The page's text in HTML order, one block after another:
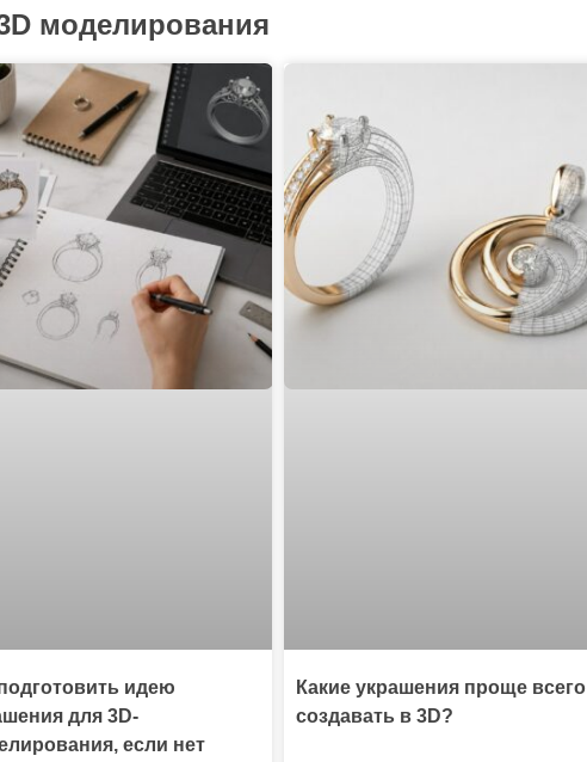
моделирования
идею
для 3D-
если нет
Какие украшения проще всего
создавать в 3D?